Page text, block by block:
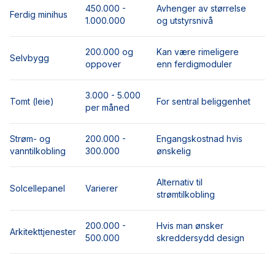
Ferdig minihus
450.000 -
1.000.000
Avhenger av størrelse
og utstyrsnivå
Selvbygg
200.000 og
oppover
Kan være rimeligere
enn ferdigmoduler
Tomt (leie)
3.000 - 5.000
per måned
For sentral beliggenhet
Strøm- og
vanntilkobling
200.000 -
300.000
Engangskostnad hvis
ønskelig
Solcellepanel Varierer
Alternativ til
strømtilkobling
Arkitekttjenester
200.000 -
500.000
Hvis man ønsker
skreddersydd design